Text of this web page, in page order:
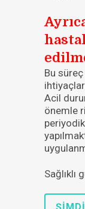
Bu
Acil
önemle
Sağlıklı